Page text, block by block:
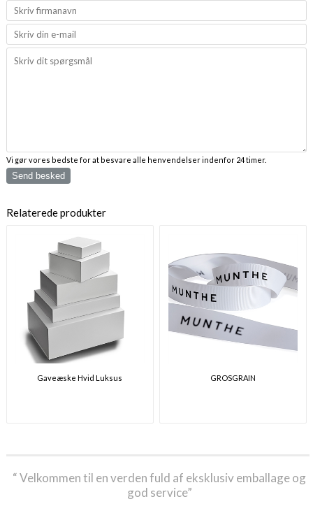
Vi gør vores bedste for at besvare alle henvendelser indenfor 24 timer.
Send besked
Relaterede produkter
Gaveæske Hvid Luksus GROSGRAIN
“ Velkommen til en verden fuld af eksklusiv emballage og
god service”